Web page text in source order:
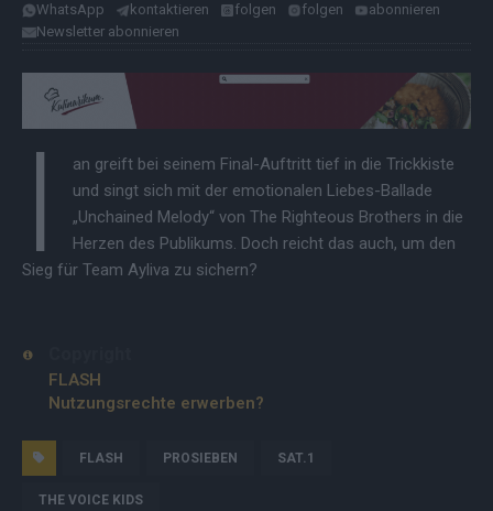
WhatsApp
kontaktieren folgen folgen
abonnieren
Newsletter abonnieren
I
an greift bei seinem Final-Auftritt tief in die Trickkiste
und singt sich mit der emotionalen Liebes-Ballade
„Unchained Melody“ von The Righteous Brothers in die
Herzen des Publikums. Doch reicht das auch, um den
Sieg für Team Ayliva zu sichern?
FLASH
Nutzungsrechte erwerben?
FLASH PROSIEBEN SAT.1
THE VOICE KIDS